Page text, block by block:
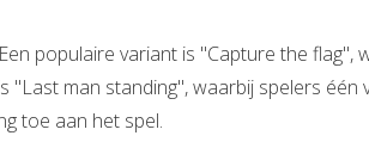
populaire variant is "Capture the flag",
man standing", waarbij spelers
toe aan het spel.